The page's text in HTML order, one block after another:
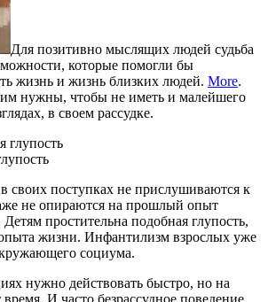
Для позитивно мыслящих людей судьба
которые помогли бы
жизнь и жизнь близких людей. More.
нужны, чтобы не иметь и малейшего
в своем рассудке.
своих поступках не прислушиваются к
не опираются на прошлый опыт
простительна подобная глупость,
жизни. Инфантилизм взрослых уже
социума.
нужно действовать быстро, но на
И часто безрассудное поведение